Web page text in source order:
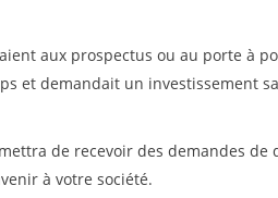
aux prospectus ou au porte à
et demandait un investissement
de recevoir des demandes de
à votre société.